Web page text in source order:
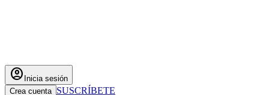
account_circle Inicia sesión
Crea cuenta SUSCRÍBETE